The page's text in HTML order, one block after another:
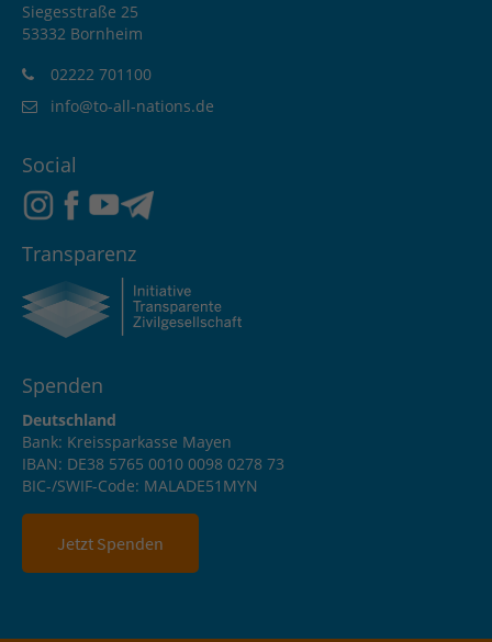
Siegesstraße 25
53332 Bornheim
02222 701100
info@to-all-nations.de
Social
Transparenz
Spenden
Deutschland
Bank: Kreissparkasse Mayen
IBAN: DE38 5765 0010 0098 0278 73
BIC-/SWIF-Code: MALADE51MYN
Jetzt Spenden